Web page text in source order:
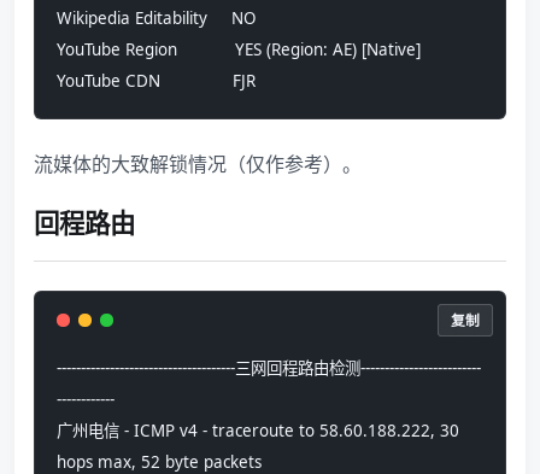
Wikipedia Editability     NO
YouTube Region            YES (Region: AE) [Native]
YouTube CDN               FJR
流媒体的大致解锁情况（仅作参考）。
回程路由
-------------------------------------三网回程路由检测-------------------------
------------
广州电信 - ICMP v4 - traceroute to 58.60.188.222, 30
hops max, 52 byte packets
复制